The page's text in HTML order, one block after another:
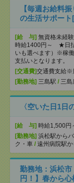
【毎週お給料
の生活サポート
[給 与] 無資格未経
時給1400円～ ★日
いも選べます）※稼
支払いとなります。
[交通費]交通費支給※
[勤務地] 三島駅 / 三島
〈空いた日1
[給 与] 時給1,500円
[勤務地] 浜松駅から
ク・車 / 遠州病院駅
勤務地：浜松
円！】春から